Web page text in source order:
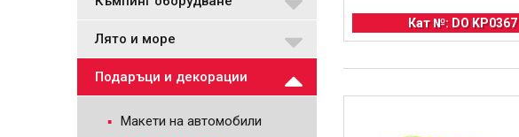
Лято и море
Подаръци и декорации
Макети на автомобили
Кат №: DO KP0367